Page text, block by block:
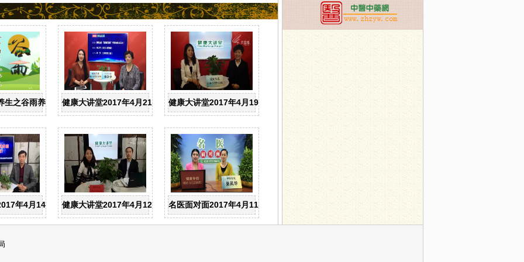
之谷雨养生 健康大讲堂2017年4月21日：中医专家杨以宁--最难治的面瘫后遗症，专家教您这么办
健康大讲堂2017年4月19日：北京妇产医院王小榕--给妈妈们的产后康复建议
痛”选对治疗至关重要
年4月14日：解放军总医院主任医师杨清明--淋巴癌是实体瘤还是非实体瘤？
健康大讲堂2017年4月12日：对话北京中医药大学第三附属医院脊柱科主任于栋
名医面对面2017年4月11日：正常睡多久,才是健康的？